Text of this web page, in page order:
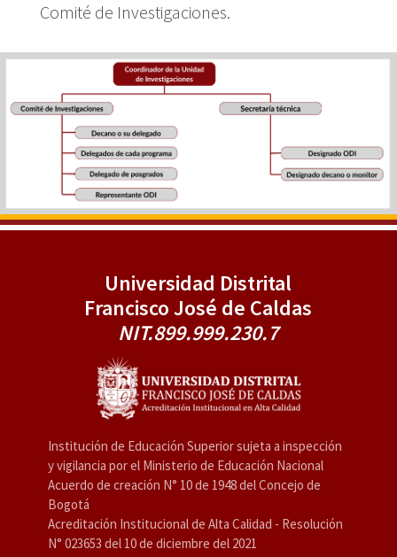
Comité de Investigaciones.
Universidad Distrital
Francisco José de Caldas
NIT.899.999.230.7
Institución de Educación Superior sujeta a inspección
y vigilancia por el Ministerio de Educación Nacional
Acuerdo de creación N° 10 de 1948 del Concejo de
Bogotá
Acreditación Institucional de Alta Calidad - Resolución
N° 023653 del 10 de diciembre del 2021